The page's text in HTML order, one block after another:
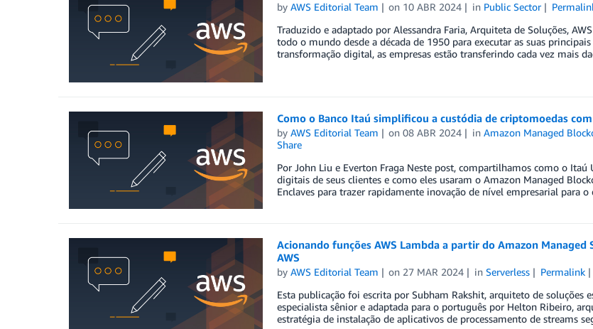
by AWS Editorial Team on 10 ABR 2024 in Public Sector
Traduzido e adaptado por Alessandra Faria, Arquiteta de Soluções,
todo o mundo desde a década de 1950 para executar as suas
transformação digital, as empresas estão transferindo cada vez mais
Como o Banco Itaú simplificou a custódia de criptomoedas
by AWS Editorial Team on08 ABR 2024 inAmazon Managed
Share
Por John Liu e Everton Fraga Neste post, compartilhamos como o
digitais de seus clientes e como eles usaram o Amazon Managed
Enclaves para trazer rapidamente inovação de nível empresarial para
Acionando funções AWS Lambda a partir do Amazon
AWS
by AWS Editorial Team on 27 MAR 2024 inServerless Permalink
Esta publicação foi escrita por Subham Rakshit, arquiteto de soluções
especialista sênior e adaptada para o português por Helton Ribeiro,
estratégia de instalação de aplicativos de processamento de streams